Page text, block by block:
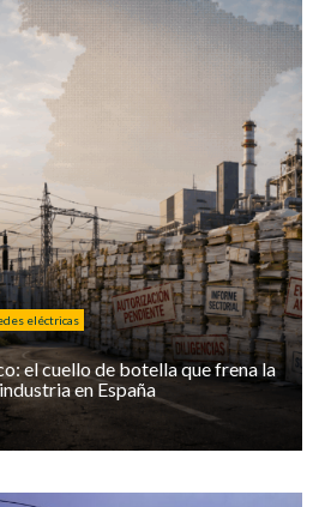
eléctricas
el cuello de botella que frena la
en España